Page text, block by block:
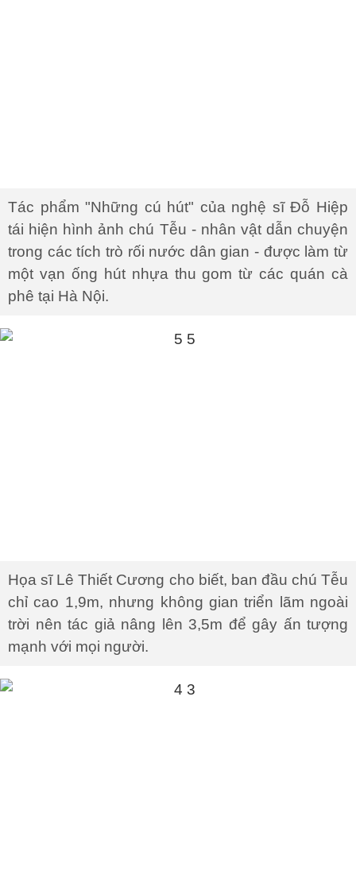
Tác phẩm "Những cú hút" của nghệ sĩ Đỗ Hiệp
tái hiện hình ảnh chú Tễu - nhân vật dẫn chuyện
trong các tích trò rối nước dân gian - được làm từ
một vạn ống hút nhựa thu gom từ các quán cà
phê tại Hà Nội.
Họa sĩ Lê Thiết Cương cho biết, ban đầu chú Tễu
chỉ cao 1,9m, nhưng không gian triển lãm ngoài
trời nên tác giả nâng lên 3,5m để gây ấn tượng
mạnh với mọi người.